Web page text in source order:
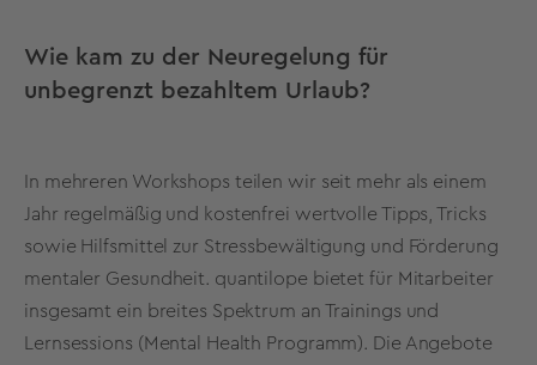
Wie kam zu der Neuregelung für
unbegrenzt bezahltem Urlaub?
In mehreren Workshops teilen wir seit mehr als einem
Jahr regelmäßig und kostenfrei wertvolle Tipps, Tricks
sowie Hilfsmittel zur Stressbewältigung und Förderung
mentaler Gesundheit. quantilope bietet für Mitarbeiter
insgesamt ein breites Spektrum an Trainings und
Lernsessions (Mental Health Programm). Die Angebote